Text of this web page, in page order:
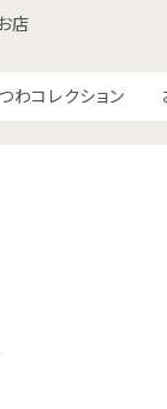
店
わコレクション